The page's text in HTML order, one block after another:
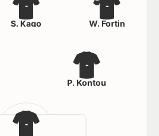
-
-
P. Kontou
-
S. Kago
-
W. Fortin